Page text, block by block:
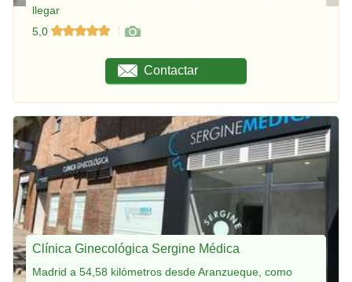
llegar
5,0
Contactar
Clínica Ginecológica Sergine Médica
Madrid a 54,58 kilómetros desde Aranzueque, como